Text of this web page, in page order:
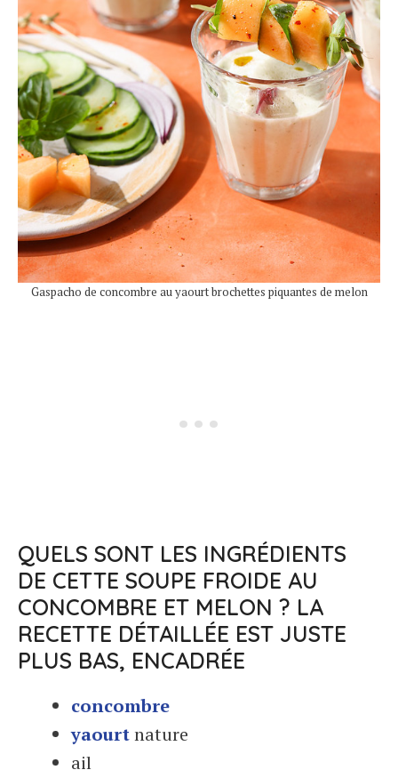
Gaspacho de concombre au yaourt brochettes piquantes de melon
QUELS SONT LES INGRÉDIENTS
DE CETTE SOUPE FROIDE AU
CONCOMBRE ET MELON ? LA
RECETTE DÉTAILLÉE EST JUSTE
PLUS BAS, ENCADRÉE
concombre
yaourtnature
ail